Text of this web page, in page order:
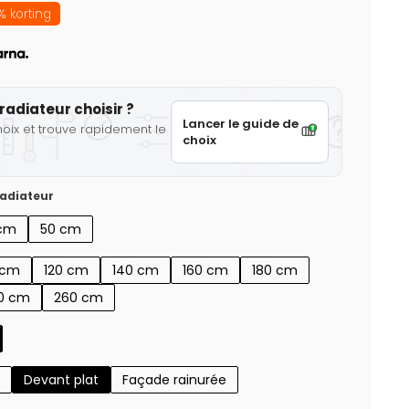
korting
choisir ?
et trouve rapidement le
Lancer le guide de
choix
50 cm
120 cm 140 cm 160 cm
180 cm
cm
260 cm
Devant plat Façade rainurée